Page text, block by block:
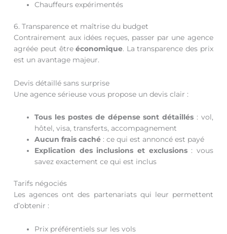
Chauffeurs expérimentés
6. Transparence et maîtrise du budget
Contrairement aux idées reçues, passer par une agence
agréée peut êtreéconomique. La transparence des prix
est un avantage majeur.
Devis détaillé sans surprise
Une agence sérieuse vous propose un devis clair :
Tous les postes de dépense sont détaillés : vol,
hôtel, visa, transferts, accompagnement
Aucun frais caché : ce qui est annoncé est payé
Explication des inclusions et exclusions: vous
savez exactement ce qui est inclus
Tarifs négociés
Les agences ont des partenariats qui leur permettent
d’obtenir :
Prix préférentiels sur les vols